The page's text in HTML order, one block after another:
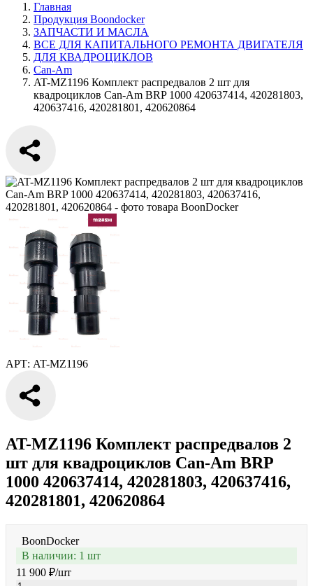
Главная
Продукция Boondocker
ЗАПЧАСТИ И МАСЛА
ВСЕ ДЛЯ КАПИТАЛЬНОГО РЕМОНТА ДВИГАТЕЛЯ
ДЛЯ КВАДРОЦИКЛОВ
Can-Am
AT-MZ1196 Комплект распредвалов 2 шт для
квадроциклов Can-Am BRP 1000 420637414, 420281803,
420637416, 420281801, 420620864
АРТ: AT-MZ1196
AT-MZ1196 Комплект распредвалов 2
шт для квадроциклов Can-Am BRP
1000 420637414, 420281803, 420637416,
420281801, 420620864
BoonDocker
В наличии: 1 шт
11 900 ₽/шт